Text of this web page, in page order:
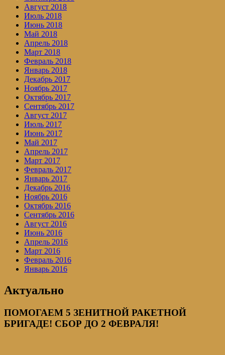
Август 2018
Июль 2018
Июнь 2018
Май 2018
Апрель 2018
Март 2018
Февраль 2018
Январь 2018
Декабрь 2017
Ноябрь 2017
Октябрь 2017
Сентябрь 2017
Август 2017
Июль 2017
Июнь 2017
Май 2017
Апрель 2017
Март 2017
Февраль 2017
Январь 2017
Декабрь 2016
Ноябрь 2016
Октябрь 2016
Сентябрь 2016
Август 2016
Июнь 2016
Апрель 2016
Март 2016
Февраль 2016
Январь 2016
Актуально
ПОМОГАЕМ 5 ЗЕНИТНОЙ РАКЕТНОЙ
БРИГАДЕ! СБОР ДО 2 ФЕВРАЛЯ!